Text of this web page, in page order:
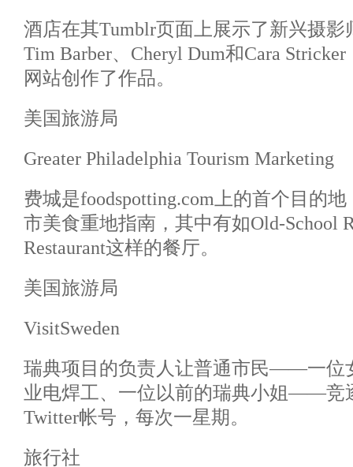
酒店在其Tumblr页面上展示了新兴摄
Tim Barber、Cheryl Dum和Cara
网站创作了作品。
美国旅游局
Greater Philadelphia Tourism Marketing
费城是foodspotting.com上的首个目的
市美食重地指南，其中有如Old-School
Restaurant这样的餐厅。
美国旅游局
VisitSweden
瑞典项目的负责人让普通市民——一位
业电焊工、一位以前的瑞典小姐——竞
Twitter帐号，每次一星期。
旅行社